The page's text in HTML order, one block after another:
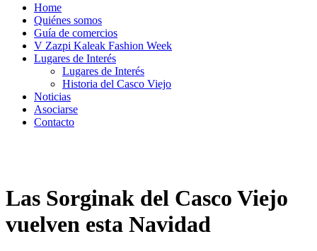
Home
Quiénes somos
Guía de comercios
V Zazpi Kaleak Fashion Week
Lugares de Interés
Lugares de Interés
Historia del Casco Viejo
Noticias
Asociarse
Contacto
Las Sorginak del Casco Viejo
vuelven esta Navidad